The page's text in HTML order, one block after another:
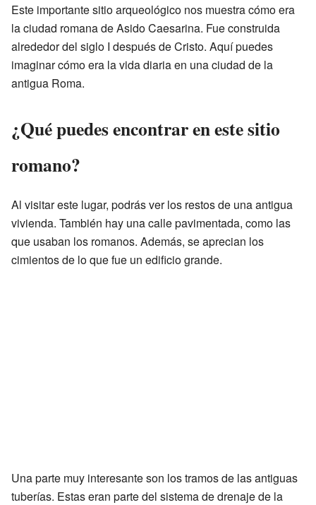
Este importante sitio arqueológico nos muestra cómo era
la ciudad romana de Asido Caesarina. Fue construida
alrededor del siglo I después de Cristo. Aquí puedes
imaginar cómo era la vida diaria en una ciudad de la
antigua Roma.
¿Qué puedes encontrar en este sitio
romano?
Al visitar este lugar, podrás ver los restos de una antigua
vivienda. También hay una calle pavimentada, como las
que usaban los romanos. Además, se aprecian los
cimientos de lo que fue un edificio grande.
Una parte muy interesante son los tramos de las antiguas
tuberías. Estas eran parte del sistema de drenaje de la